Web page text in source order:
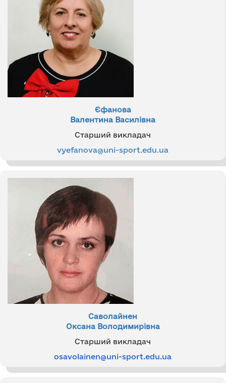
Єфанова
Валентина Василівна
Старший викладач
vyefanova@uni-sport.edu.ua
Саволайнен
Оксана Володимирівна
Старший викладач
osavolainen@uni-sport.edu.ua